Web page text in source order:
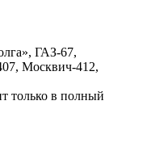
ГАЗ-67,
Москвич-412,
только в полный